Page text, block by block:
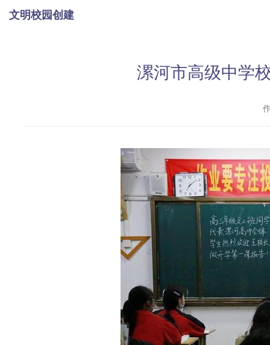
文明校园创建
漯河市高级中学